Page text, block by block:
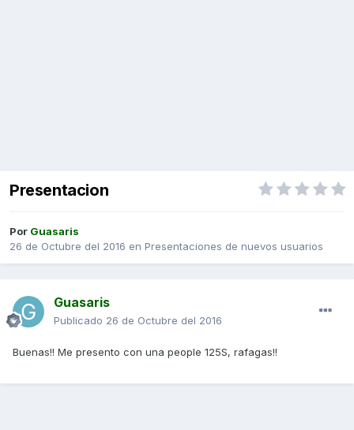
Presentacion
Por Guasaris
26 de Octubre del 2016 en Presentaciones de nuevos usuarios
Guasaris
Publicado 26 de Octubre del 2016
Buenas!! Me presento con una people 125S, rafagas!!